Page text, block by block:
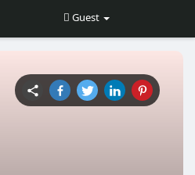
Guest